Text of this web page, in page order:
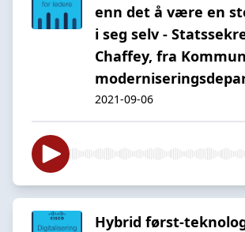
enn det å være en
i seg selv -
Chaffey, fra
2021-09-06
Hybrid først-